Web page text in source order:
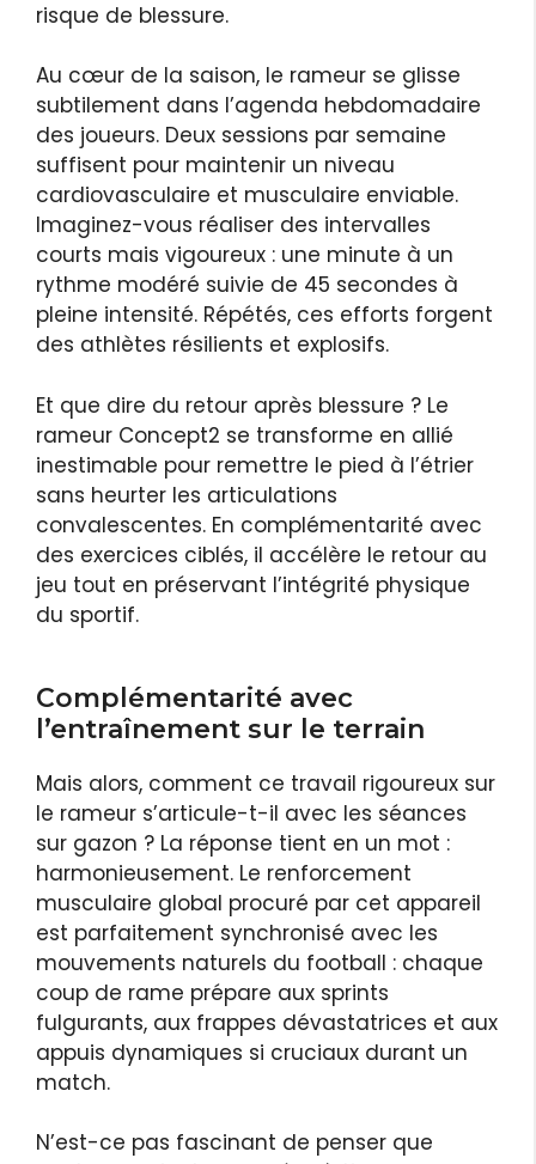
risque de blessure.
Au cœur de la saison, le rameur se glisse
subtilement dans l’agenda hebdomadaire
des joueurs. Deux sessions par semaine
suffisent pour maintenir un niveau
cardiovasculaire et musculaire enviable.
Imaginez-vous réaliser des intervalles
courts mais vigoureux : une minute à un
rythme modéré suivie de 45 secondes à
pleine intensité. Répétés, ces efforts forgent
des athlètes résilients et explosifs.
Et que dire du retour après blessure ? Le
rameur Concept2 se transforme en allié
inestimable pour remettre le pied à l’étrier
sans heurter les articulations
convalescentes. En complémentarité avec
des exercices ciblés, il accélère le retour au
jeu tout en préservant l’intégrité physique
du sportif.
Complémentarité avec
l’entraînement sur le terrain
Mais alors, comment ce travail rigoureux sur
le rameur s’articule-t-il avec les séances
sur gazon ? La réponse tient en un mot :
harmonieusement. Le renforcement
musculaire global procuré par cet appareil
est parfaitement synchronisé avec les
mouvements naturels du football : chaque
coup de rame prépare aux sprints
fulgurants, aux frappes dévastatrices et aux
appuis dynamiques si cruciaux durant un
match.
N’est-ce pas fascinant de penser que